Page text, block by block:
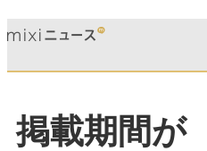
掲載期間が